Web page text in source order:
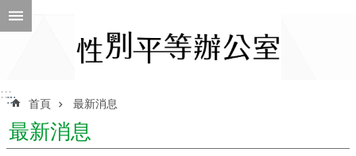
跳到主要內容區塊
:::::: 首頁 最新消息
最新消息